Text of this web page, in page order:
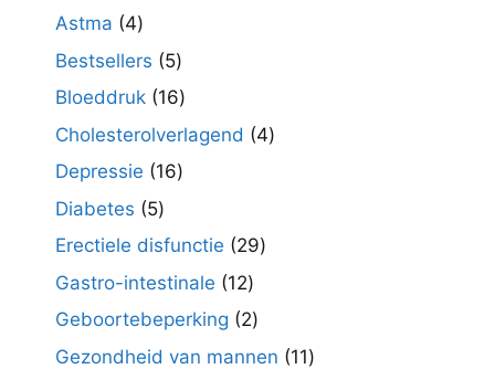
producten
Astma 44
producten
Bestsellers 55
producten
Bloeddruk 1616
producten
Cholesterolverlagend 44
Depressie 1616
Diabetes 55
producten
Erectiele disfunctie 2929
Gastro-intestinale 1212
producten
Geboortebeperking 22
producten
Gezondheid van mannen 1111